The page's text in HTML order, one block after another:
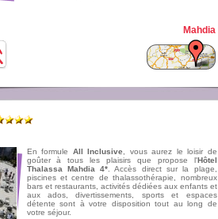
Mahdia
En formule All Inclusive , vous aurez le loisir de
goûter à tous les plaisirs que propose l'Hôtel
Thalassa Mahdia 4* . Accès direct sur la plage,
piscines et centre de thalassothérapie, nombreux
bars et restaurants, activités dédiées aux enfants et
aux ados, divertissements, sports et espaces
détente sont à votre disposition tout au long de
votre séjour.